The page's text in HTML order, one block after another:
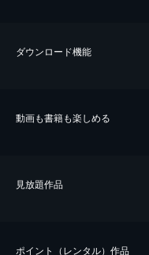
ダウンロード機能
動画も書籍も楽しめる
⾒放題作品
ポイント（レンタル）作品